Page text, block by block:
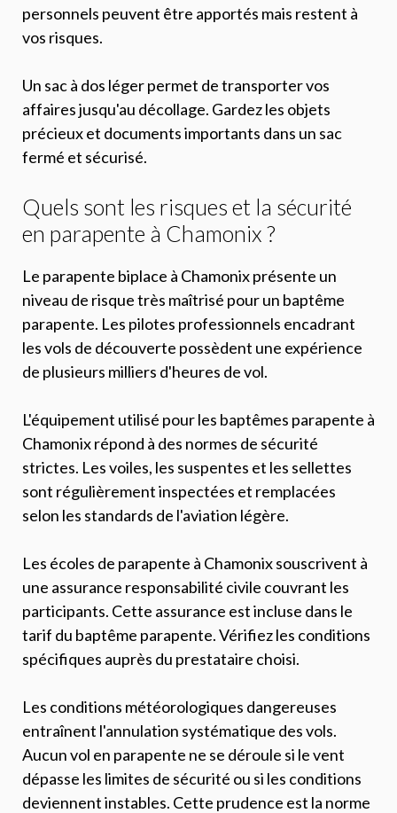
personnels peuvent être apportés mais restent à
vos risques.
Un sac à dos léger permet de transporter vos
affaires jusqu'au décollage. Gardez les objets
précieux et documents importants dans un sac
fermé et sécurisé.
Quels sont les risques et la sécurité
en parapente à Chamonix ?
Le parapente biplace à Chamonix présente un
niveau de risque très maîtrisé pour un baptême
parapente. Les pilotes professionnels encadrant
les vols de découverte possèdent une expérience
de plusieurs milliers d'heures de vol.
L'équipement utilisé pour les baptêmes parapente à
Chamonix répond à des normes de sécurité
strictes. Les voiles, les suspentes et les sellettes
sont régulièrement inspectées et remplacées
selon les standards de l'aviation légère.
Les écoles de parapente à Chamonix souscrivent à
une assurance responsabilité civile couvrant les
participants. Cette assurance est incluse dans le
tarif du baptême parapente. Vérifiez les conditions
spécifiques auprès du prestataire choisi.
Les conditions météorologiques dangereuses
entraînent l'annulation systématique des vols.
Aucun vol en parapente ne se déroule si le vent
dépasse les limites de sécurité ou si les conditions
deviennent instables. Cette prudence est la norme